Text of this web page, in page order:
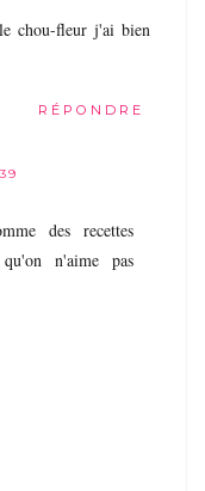
chou-fleur j'ai bien
RÉPONDRE
des recettes
n'aime pas